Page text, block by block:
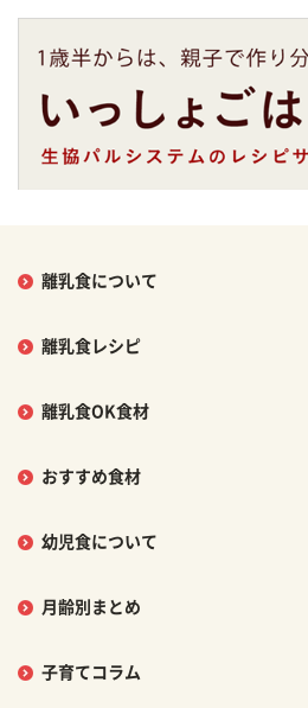
離乳食について
離乳食レシピ
離乳食OK食材
おすすめ食材
幼児食について
月齢別まとめ
子育てコラム